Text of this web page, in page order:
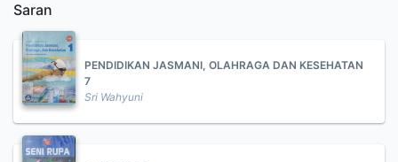
Saran
PENDIDIKAN JASMANI, OLAHRAGA DAN KESEHATAN
7
Sri Wahyuni